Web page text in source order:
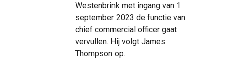
Westenbrink met ingang van 1
september 2023 de functie van
chief commercial officer gaat
vervullen. Hij volgt James
Thompson op.